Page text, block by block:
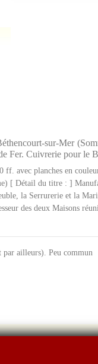
sur-Mer
Fer. Cuivrerie pour le
avec planches en
[ Détail du titre : ]
la Serrurerie et la
des deux Maisons
par ailleurs). Peu commun